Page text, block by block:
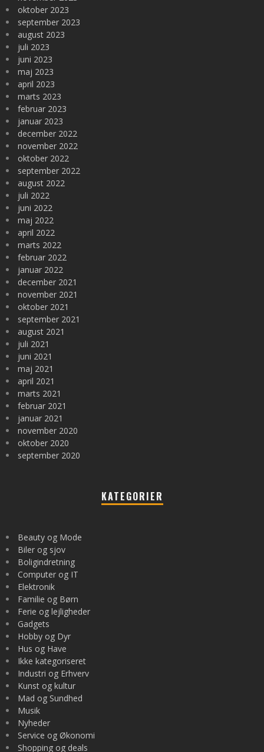
oktober 2023
september 2023
august 2023
juli 2023
juni 2023
maj 2023
april 2023
marts 2023
februar 2023
januar 2023
december 2022
november 2022
oktober 2022
september 2022
august 2022
juli 2022
juni 2022
maj 2022
april 2022
marts 2022
februar 2022
januar 2022
december 2021
november 2021
oktober 2021
september 2021
august 2021
juli 2021
juni 2021
maj 2021
april 2021
marts 2021
februar 2021
januar 2021
november 2020
oktober 2020
september 2020
KATEGORIER
Beauty og Mode
Biler og sjov
Boligindretning
Computer og IT
Elektronik
Familie og Børn
Ferie og lejligheder
Gadgets
Hobby og Dyr
Hus og Have
Ikke kategoriseret
Industri og Erhverv
Kunst og kultur
Mad og Sundhed
Musik
Nyheder
Service og Økonomi
Shopping og deals